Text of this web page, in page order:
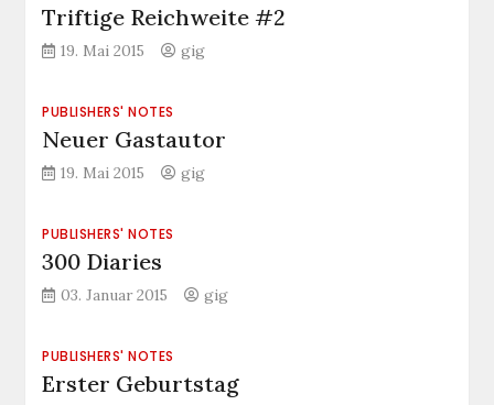
Triftige Reichweite #2
19. Mai 2015 gig
PUBLISHERS' NOTES
Neuer Gastautor
19. Mai 2015 gig
PUBLISHERS' NOTES
300 Diaries
03. Januar 2015 gig
PUBLISHERS' NOTES
Erster Geburtstag